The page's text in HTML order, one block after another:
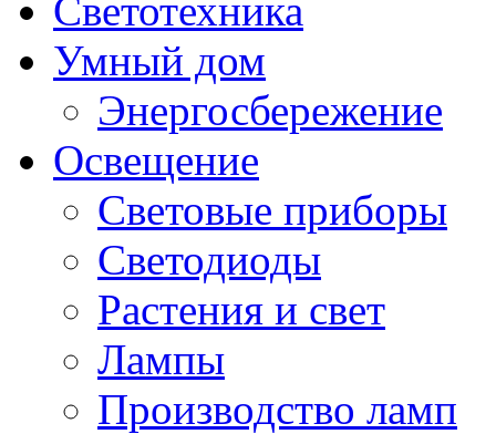
Светотехника
Умный дом
Энергосбережение
Освещение
Световые приборы
Светодиоды
Растения и свет
Лампы
Производство ламп